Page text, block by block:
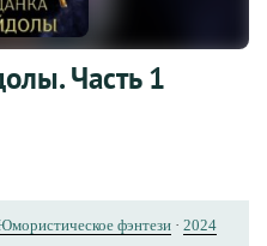
Часть 1
фэнтези · 2024